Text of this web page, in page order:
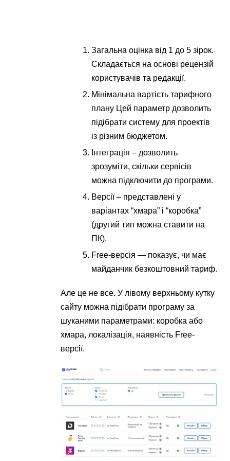
Загальна оцінка від 1 до 5 зірок.
Складається на основі рецензій
користувачів та редакції.
Мінімальна вартість тарифного
плану Цей параметр дозволить
підібрати систему для проектів
із різним бюджетом.
Інтеграція – дозволить
зрозуміти, скільки сервісів
можна підключити до програми.
Версії – представлені у
варіантах “хмара” і “коробка”
(другий тип можна ставити на
ПК).
Free-версія — показує, чи має
майданчик безкоштовний тариф.
Але це не все. У лівому верхньому кутку
сайту можна підібрати програму за
шуканими параметрами: коробка або
хмара, локалізація, наявність Free-
версії.